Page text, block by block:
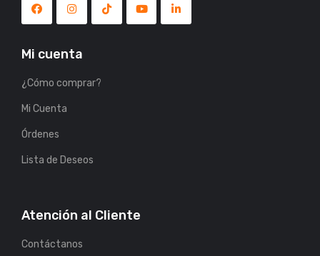
Mi cuenta
¿Cómo comprar?
Mi Cuenta
Órdenes
Lista de Deseos
Atención al Cliente
Contáctanos